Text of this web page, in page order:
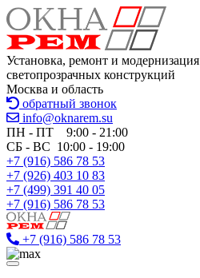
Установка, ремонт и модернизация
светопрозрачных конструкций
Москва и область
обратный звонок
info@oknarem.su
ПН - ПТ 9:00 - 21:00
СБ - ВС 10:00 - 19:00
+7 (916) 586 78 53
+7 (926) 403 10 83
+7 (499) 391 40 05
+7 (916) 586 78 53
+7 (916) 586 78 53